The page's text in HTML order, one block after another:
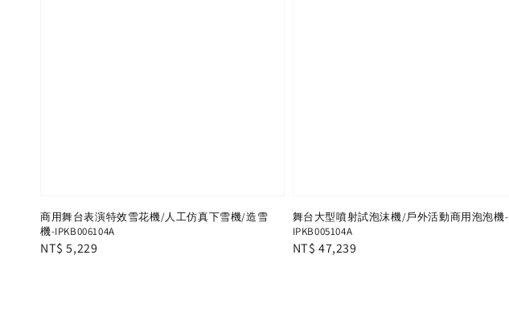
商用舞台表演特效雪花機/人工仿真下雪機/造雪
機-IPKB006104A
Regular
NT$ 5,229
舞台大型噴射試泡沫機/戶外活動商用泡泡機-
IPKB005104A
Regular
NT$ 47,239